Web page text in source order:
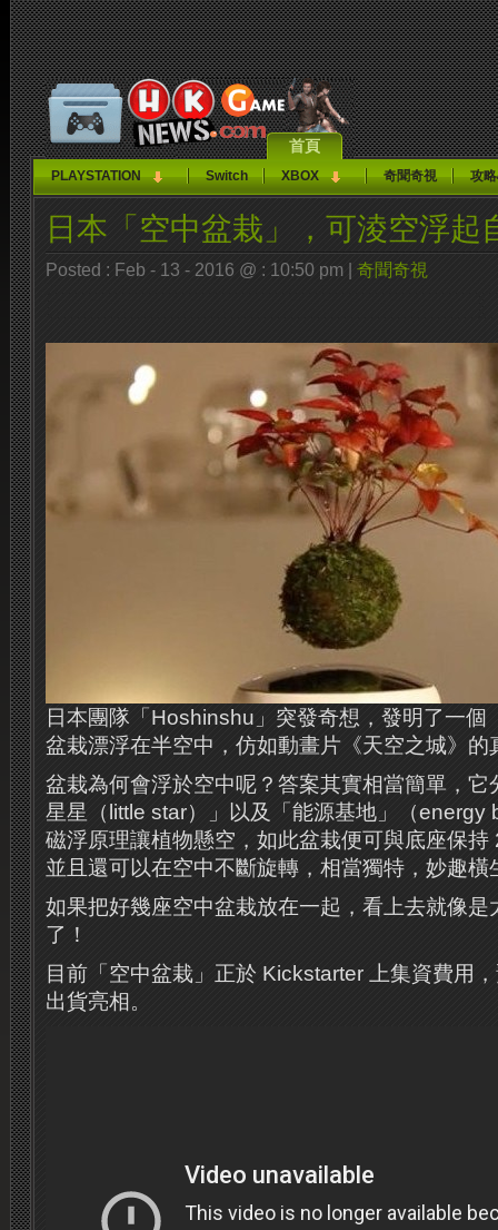
首頁
PLAYSTATION Switch XBOX 奇聞奇視 攻
日本「空中盆栽」，可淩空浮
Posted : Feb - 13 - 2016 @ : 10:50 pm | 奇聞奇視
日本團隊「Hoshinshu」突發奇想，發明了一個
盆栽漂浮在半空中，仿如動畫片《天空之城》的
盆栽為何會浮於空中呢？答案其實相當簡單，它
星星（little star）」以及「能源基地」（energy
磁浮原理讓植物懸空，如此盆栽便可與底座保
並且還可以在空中不斷旋轉，相當獨特，妙趣橫
如果把好幾座空中盆栽放在一起，看上去就像是
了！
目前「空中盆栽」正於 Kickstarter 上集資費用
出貨亮相。